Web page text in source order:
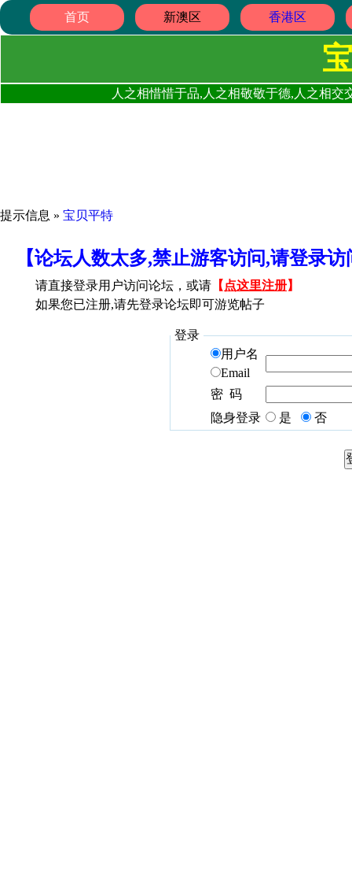
首页 新澳区 香港区
人之相惜惜于品,人之相敬敬于德,人之相
提示信息 » 宝贝平特
【论坛人数太多,禁止游客访问,请登录
请直接登录用户访问论坛，或请 【 点这里注册】
如果您已注册,请先登录论坛即可游览帖子
登录
用户名
Email
密 码
隐身登录
是 否